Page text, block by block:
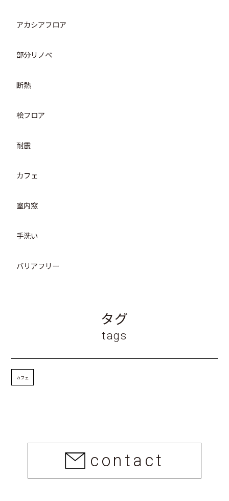
アカシアフロア
部分リノベ
断熱
桧フロア
耐震
カフェ
室内窓
手洗い
バリアフリー
タグ
tags
カフェ
contact